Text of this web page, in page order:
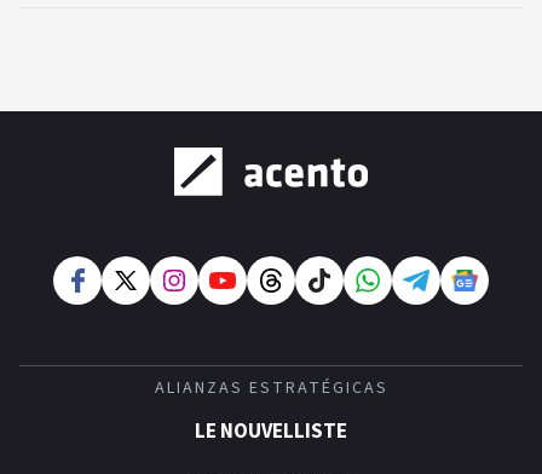
ALIANZAS ESTRATÉGICAS
LE NOUVELLISTE